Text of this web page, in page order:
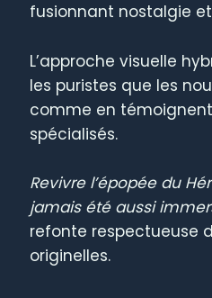
fusionnant nostalgie
L’approche visuelle
les puristes que les
comme en
spécialisés.
Revivre l’épopée du
jamais été aussi
refonte respectueuse
originelles.